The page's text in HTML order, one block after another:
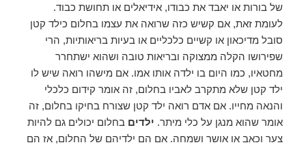
של בורות או יאבד את כבודו, אידיאלים או תחושת כבוד.
לעומת זאת, אם קשיש כזה שרואה את עצמו בחלום כילד קטן
סובל מדיכאון או קשיים כלכליים או בעיות בריאותיות, הרי
שפירושו הקלה ממצוקה ובריאות טובה ושהוא ישתחרר
מחטאיו, כמו היום בו ילדה אותו אמו. אם מישהו רואה שיש לו
ילד קטן שלא מתקרב לאביו בחלום, זה אומר קידום כלכלי
והנאה מחייו. אם אדם רואה ילד קטן שצורח בחיקו בחלום, זה
אומר שהוא מנגן על כלי מיתר. ילדים בחלום יכולים גם להיות
צער וכאב או אושר ושמחה. אם הם ילדיהם של החלום, אז הם